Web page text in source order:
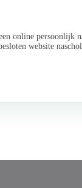
online
website